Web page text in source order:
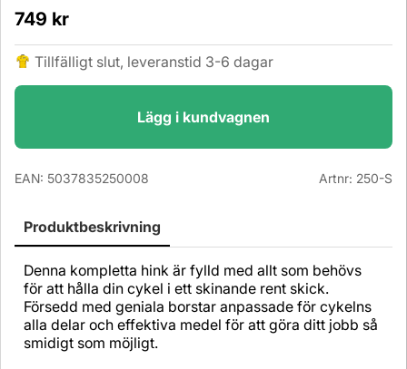
749 kr
Tillfälligt slut, leveranstid 3-6 dagar
Lägg i kundvagnen
EAN: 5037835250008 Artnr: 250-S
Produktbeskrivning
Denna kompletta hink är fylld med allt som behövs
för att hålla din cykel i ett skinande rent skick.
Försedd med geniala borstar anpassade för cykelns
alla delar och effektiva medel för att göra ditt jobb så
smidigt som möjligt.